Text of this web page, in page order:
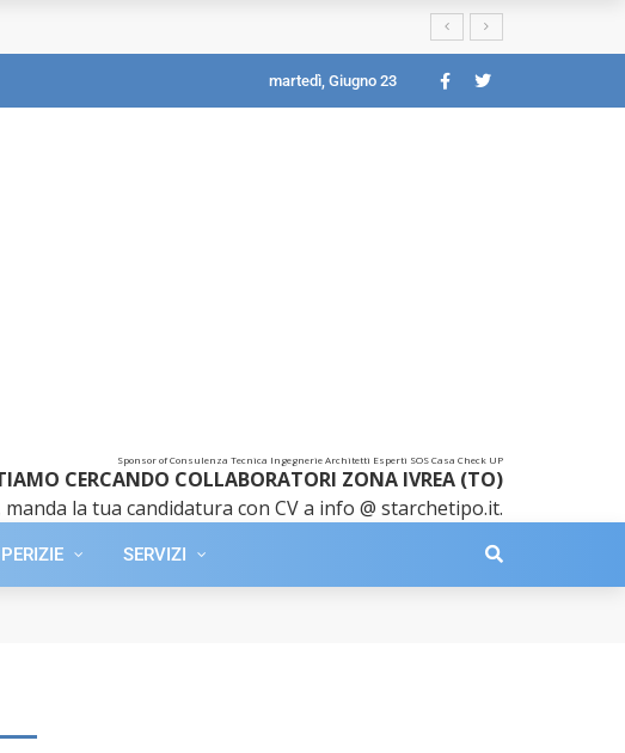
martedì, Giugno 23
Sponsor of Consulenza Tecnica Ingegnerie Architetti Esperti SOS Casa Check UP
CERCANDO COLLABORATORI ZONA IVREA (TO)
la tua candidatura con CV a info @ starchetipo.it.
PERIZIE SERVIZI